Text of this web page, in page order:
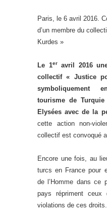
Paris, le 6 avril 2016.
d’un membre du
Kurdes »
Le 1eravril 2016
collectif « Justice
symboliquement
tourisme de
Elysées avec de la
cette action non-
collectif est convoqué
Encore une fois, au
turcs en France pour
de l’Homme dans ce
pays répriment
violations de ces droits.